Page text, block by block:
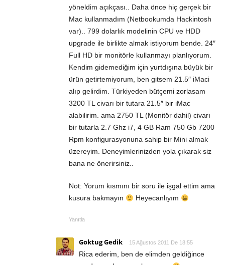
yöneldim açıkçası.. Daha önce hiç gerçek bir
Mac kullanmadım (Netbookumda Hackintosh
var).. 799 dolarlık modelinin CPU ve HDD
upgrade ile birlikte almak istiyorum bende. 24″
Full HD bir monitörle kullanmayı planlıyorum.
Kendim gidemediğim için yurtdışına büyük bir
ürün getirtemiyorum, ben gitsem 21.5″ iMaci
alıp gelirdim. Türkiyeden bütçemi zorlasam
3200 TL civarı bir tutara 21.5″ bir iMac
alabilirim. ama 2750 TL (Monitör dahil) civarı
bir tutarla 2.7 Ghz i7, 4 GB Ram 750 Gb 7200
Rpm konfigurasyonuna sahip bir Mini almak
üzereyim. Deneyimlerinizden yola çıkarak siz
bana ne önerirsiniz..
Not: Yorum kısmını bir soru ile işgal ettim ama
kusura bakmayın
Heyecanlıyım
Yanıtla
Goktug Gedik 15 Ağustos 2011 De 18:55
Rica ederim, ben de elimden geldiğince